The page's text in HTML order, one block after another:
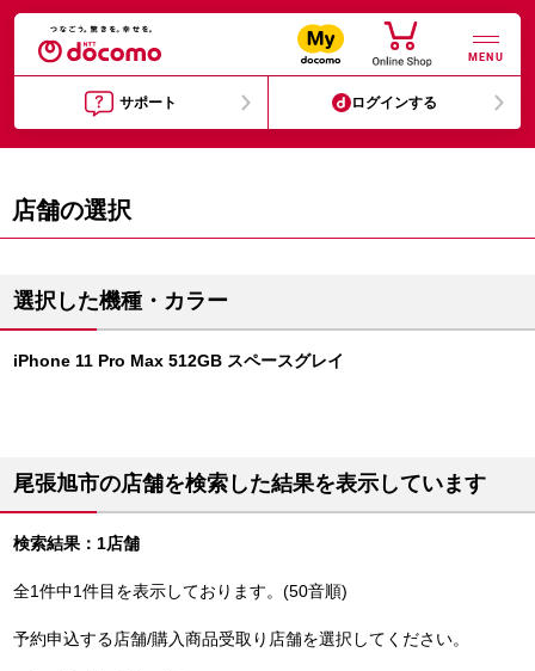
MENU
サポート ログインする
店舗の選択
選択した機種・カラー
iPhone 11 Pro Max 512GB スペースグレイ
尾張旭市の店舗を検索した結果を表示しています
検索結果：1店舗
全1件中1件目を表示しております。(50音順)
予約申込する店舗/購入商品受取り店舗を選択してください。